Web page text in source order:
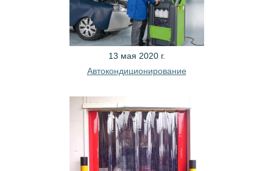
13 мая 2020 г.
Автокондиционирование